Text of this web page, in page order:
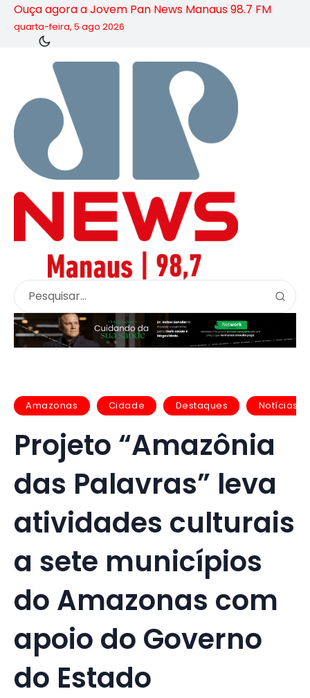
Ouça agora a Jovem Pan News Manaus 98.7 FM
quarta-feira, 5 ago 2026
Amazonas Cidade Destaques Notícias
Projeto “Amazônia
das Palavras” leva
atividades culturais
a sete municípios
do Amazonas com
apoio do Governo
do Estado